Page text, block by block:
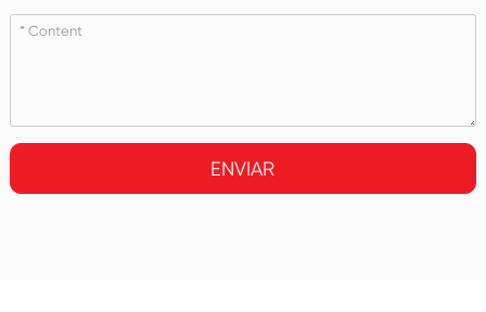
ENVIAR